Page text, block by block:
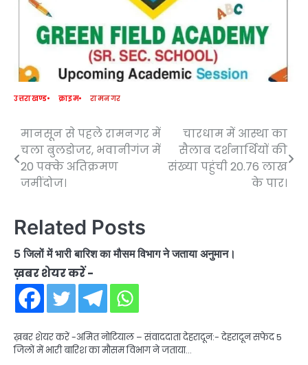
उत्तराखण्ड क्राइम रामनगर
Post
navigation
मानसून से पहले रामनगर में
चला बुलडोजर, भवानीगंज में
20 पक्के अतिक्रमण
जमींदोज।
चारधाम में आस्था का
सैलाब दर्शनार्थियों की
संख्या पहुंची 20.76 लाख
के पार।
Related Posts
5 जिलों में भारी बारिश का मौसम विभाग ने जताया अनुमान।
ख़बर शेयर करें -
ख़बर शेयर करें -अमित नोटियाल – संवाददाता देहरादून:- देहरादून सफेद 5
जिलों में भारी बारिश का मौसम विभाग ने जताया…